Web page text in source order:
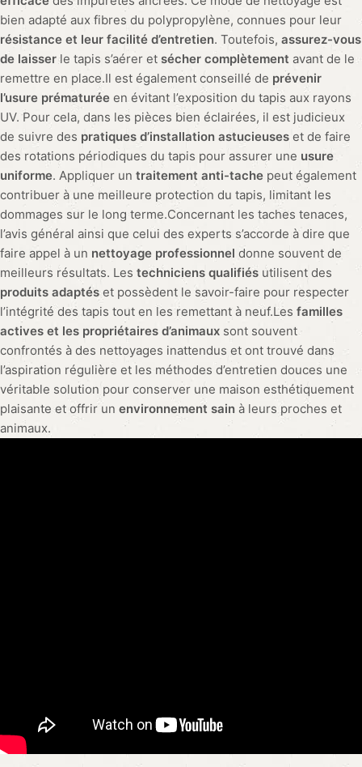
bien adapté aux fibres du polypropylène, connues pour leur
résistance et leur facilité d’entretien. Toutefois, assurez-vous
de laisserle tapis s’aérer et sécher complètement avant de le
remettre en place.Il est également conseillé de prévenir
l’usure prématurée en évitant l’exposition du tapis aux rayons
UV. Pour cela, dans les pièces bien éclairées, il est judicieux
de suivre des pratiques d’installation astucieuses et de faire
des rotations périodiques du tapis pour assurer une usure
uniforme. Appliquer un traitement anti-tache peut également
contribuer à une meilleure protection du tapis, limitant les
dommages sur le long terme.Concernant les taches tenaces,
l’avis général ainsi que celui des experts s’accorde à dire que
faire appel à un nettoyage professionnel donne souvent de
meilleurs résultats. Les techniciens qualifiés utilisent des
produits adaptéset possèdent le savoir-faire pour respecter
l’intégrité des tapis tout en les remettant à neuf.Les familles
actives et les propriétaires d’animaux sont souvent
confrontés à des nettoyages inattendus et ont trouvé dans
l’aspiration régulière et les méthodes d’entretien douces une
véritable solution pour conserver une maison esthétiquement
plaisante et offrir un environnement sain à leurs proches et
animaux.